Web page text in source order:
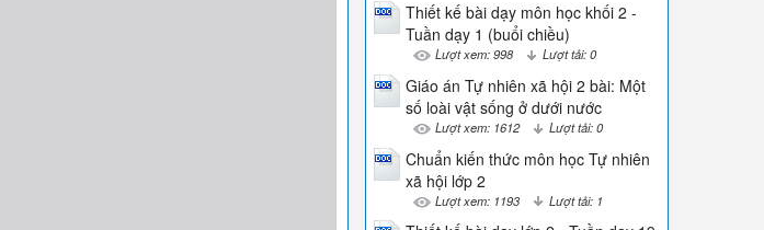
Thiết kế bài dạy môn học khối 2 -
Tuần dạy 1 (buổi chiều)
Lượt xem: 998 Lượt tải: 0
Giáo án Tự nhiên xã hội 2 bài: Một
số loài vật sống ở dưới nước
Lượt xem: 1612 Lượt tải: 0
Chuẩn kiến thức môn học Tự nhiên
xã hội lớp 2
Lượt xem: 1193 Lượt tải: 1